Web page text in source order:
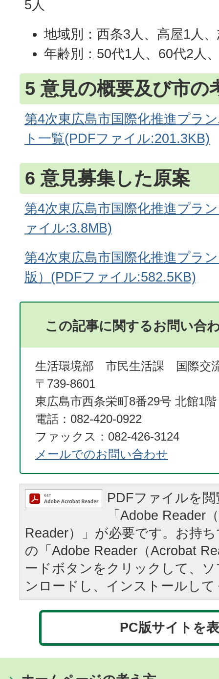
5人
地域別：西条3人、高屋1人
年齢別：50代1人、60代2人
5 意見の概要及び市の
第4次東広島市国際化推進プラ
ト一覧(PDFファイル:201.3KB)
6 意見募集した原案
第4次東広島市国際化推進プラ
ァイル:3.8MB)
第4次東広島市国際化推進プラ
版）(PDFファイル:582.5KB)
この記事に関するお問い合
生活環境部 市民生活課 国際交
〒739-8601
東広島市西条栄町8番29号 北館1階
電話：082-420-0922
ファックス：082-426-3124
メールでのお問い合わせ
PDFファイルを
「Adobe Reader
Reader）」が必要です。お持
の「Adobe Reader（Acrobat
ードボタンをクリックして、
ンロードし、インストールし
PC版サイトを